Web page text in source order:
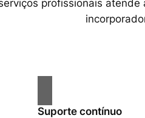
profissionais
Suporte contínuo